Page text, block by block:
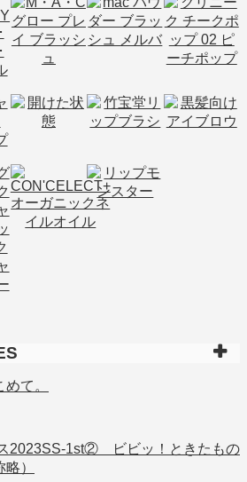
て。
2023SS-1st② ビビッ！ときたもの
）